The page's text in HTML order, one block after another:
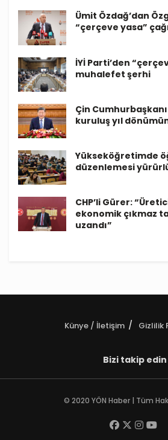
Ümit Özdağ’dan
“çerçeve yasa”
İYİ Parti’den
muhalefet şerhi
Çin Cumhurbaşkanı
kuruluş yıl
Yükseköğretimde
düzenlemesi
CHP’li Gürer:
ekonomik çıkmaz
uzandı”
Künye / İletişim Gizlilik
Bizi takip edin
© 2020 YÖN Haber | Tüm